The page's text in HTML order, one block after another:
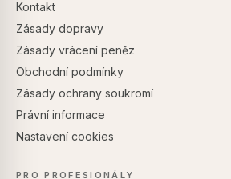
Kontakt
Zásady dopravy
Zásady vrácení peněz
Obchodní podmínky
Zásady ochrany soukromí
Právní informace
Nastavení cookies
PRO PROFESIONÁLY